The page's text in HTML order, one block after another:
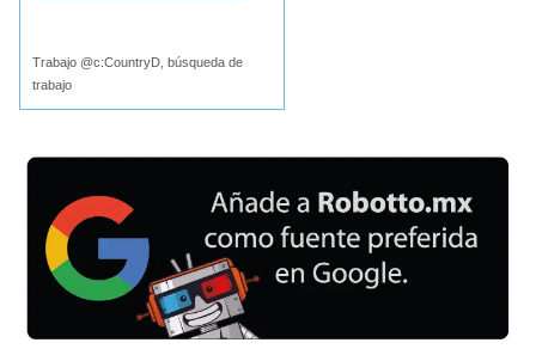
Trabajo @c:CountryD, búsqueda de
trabajo